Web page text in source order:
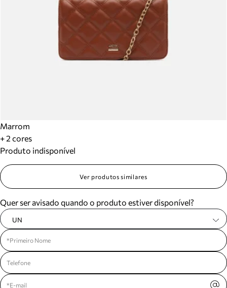
Marrom
+ 2 cores
Produto indisponível
Ver produtos similares
Quer ser avisado quando o produto estiver disponível?
UN